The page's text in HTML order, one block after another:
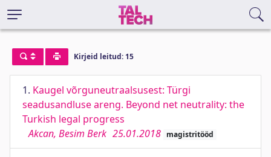
Kirjeid leitud: 15
1. Kaugel võrguneutraalsusest: Türgi
seadusandluse areng. Beyond net neutrality: the
Turkish legal progress
Akcan, Besim Berk 25.01.2018 magistritööd